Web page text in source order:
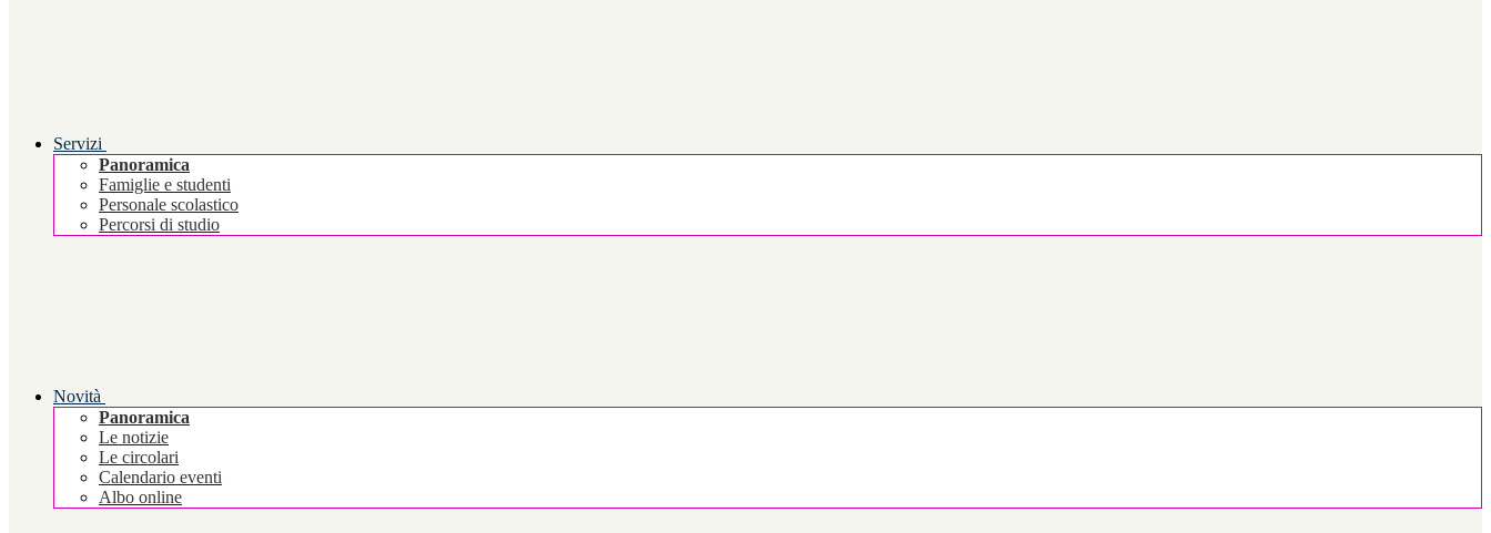
Servizi
Panoramica
Famiglie e studenti
Personale scolastico
Percorsi di studio
Novità
Panoramica
Le notizie
Le circolari
Calendario eventi
Albo online